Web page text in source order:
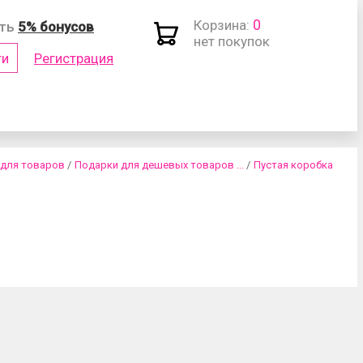
5% бонусов
Регистрация
Корзина: 0
нет покупок
товаров / Подарки для дешевых товаров ... / Пустая коробка